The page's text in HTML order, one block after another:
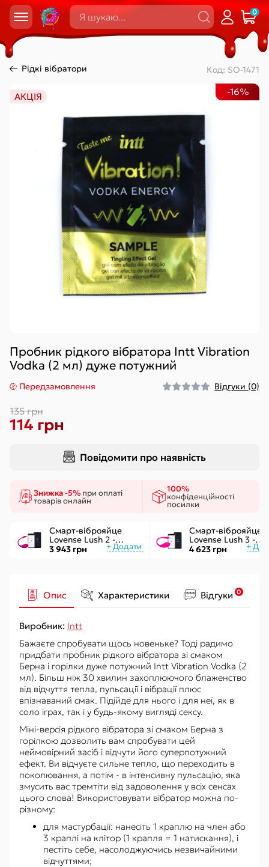
0
Рідкі вібратори Код: SO-1471
АКЦІЯ -16%
Пробник рідкого вібратора Intt Vibration
Vodka (2 мл) дуже потужний
Передзамовлення Відгуки (0)
135 грн
114 грн
Повідомити про наявність
Знижка -5% при оплаті
товарів онлайн
100%
конфіденційності
посилки
Смарт-віброяйце
Lovense Lush 2 -
управління через
додаток
3 943 грн
Смарт-віброяйце
Lovense Lush 3 -
керування через
інтернет
4 623 грн
Опис Характеристики Відгуки 0
Виробник: Intt
Бажаєте спробувати щось новеньке? Тоді радимо
придбати пробник рідкого вібратора зі смаком
Берна і горілки дуже потужний Intt Vibration Vodka (2
мл). Більш ніж 30 хвилин захоплюючого блаженство
від відчуття тепла, пульсації і вібрації плюс
впізнаваний смак. Підійде для нього і для неї, як в
соло іграх, так і у будь-якому вигляді сексу.
Міні-версія рідкого вібратора зі смаком Берна з
горілкою дозволить вам спробувати цей
неймовірний засіб і відчути його суперпотужний
ефект. Ви відчуєте сильне тепло, що переходить в
поколювання, а потім - в інтенсивну пульсацію, яка
змусить вас тремтіти від задоволення у всіх сенсах
цього слова! Використовувати вібратор можна по-
різному:
для мастурбації: нанесіть 1 краплю на член або
3 краплі на клітор (1 крапля = 1 натискання), і
пестіть себе, насолоджуючись незвичайними
відчуттями;